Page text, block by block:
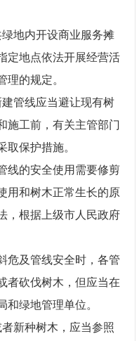
地内开设商业服务摊
定地点依法开展经营活
理的规定。
管线应当避让现有树
施工前，有关主管部门
取保护措施。
的安全使用需要修剪
用和树木正常生长的原
，根据上级市人民政府
及管线安全时，各管
者砍伐树木，但应当在
和绿地管理单位。
种树木，应当参照